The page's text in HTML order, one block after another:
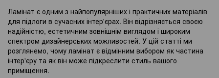
Ламінат є одним з найпопулярніших і практичних матеріалів
для підлоги в сучасних інтер'єрах. Він відрізняється своєю
надійністю, естетичним зовнішнім виглядом і широким
спектром дизайнерських можливостей. У цій статті ми
розглянемо, чому ламінат є відмінним вибором як частина
інтер'єру та як він може підкреслити стиль вашого
приміщення.